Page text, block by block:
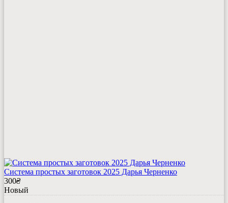
Система простых заготовок 2025 Дарья Черненко
300₴
Новый